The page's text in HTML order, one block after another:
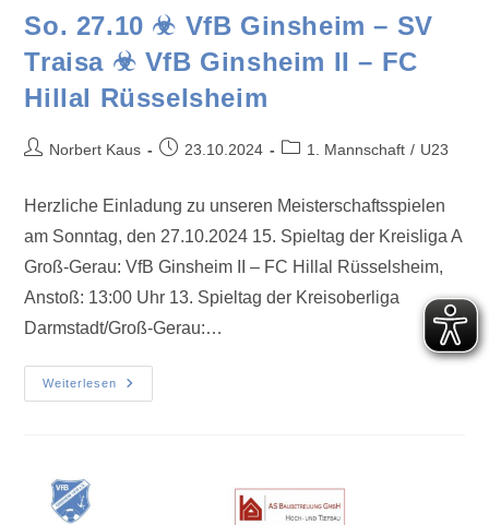
So. 27.10 ☣ VfB Ginsheim – SV
Traisa ☣ VfB Ginsheim II – FC
Hillal Rüsselsheim
Norbert Kaus 23.10.2024 1. Mannschaft / U23
Herzliche Einladung zu unseren Meisterschaftsspielen
am Sonntag, den 27.10.2024 15. Spieltag der Kreisliga A
Groß-Gerau: VfB Ginsheim II – FC Hillal Rüsselsheim,
Anstoß: 13:00 Uhr 13. Spieltag der Kreisoberliga
Darmstadt/Groß-Gerau:…
Weiterlesen